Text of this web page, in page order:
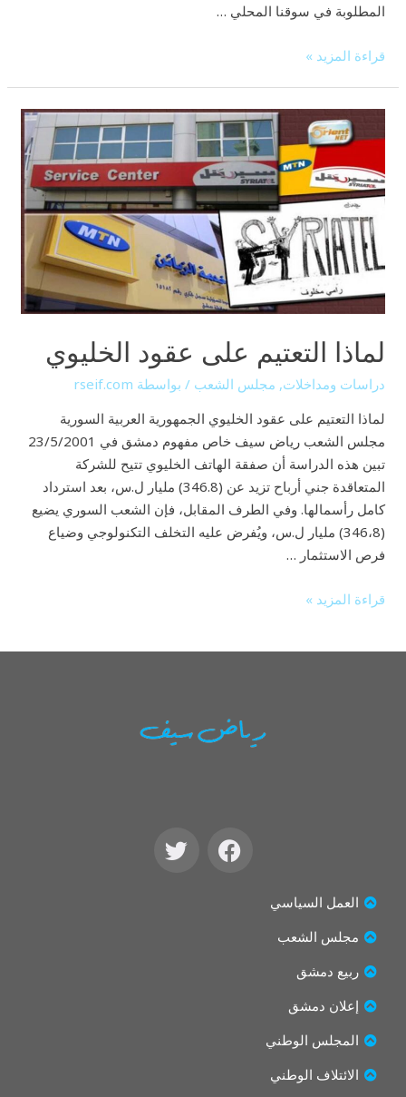
المطلوبة في سوقنا المحلي …
قراءة المزيد »
لماذا التعتيم على عقود الخليوي
دراسات ومداخلات, مجلس الشعب / بواسطة rseif.com
لماذا التعتيم على عقود الخليوي الجمهورية العربية السورية
مجلس الشعب رياض سيف خاص مفهوم دمشق في 23/5/2001
تبين هذه الدراسة أن صفقة الهاتف الخليوي تتيح للشركة
المتعاقدة جني أرباح تزيد عن (346.8) مليار ل.س، بعد استرداد
كامل رأسمالها. وفي الطرف المقابل، فإن الشعب السوري يضيع
(346،8) مليار ل.س، ويُفرض عليه التخلف التكنولوجي وضياع
فرص الاستثمار …
التعتيم
على
عقود
الخليوي
قراءة المزيد »
F
a
T
w
العمل السياسي
مجلس الشعب
ربيع دمشق
إعلان دمشق
المجلس الوطني
الائتلاف الوطني